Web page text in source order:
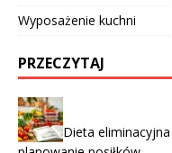
Wyposażenie kuchni
PRZECZYTAJ
Dieta